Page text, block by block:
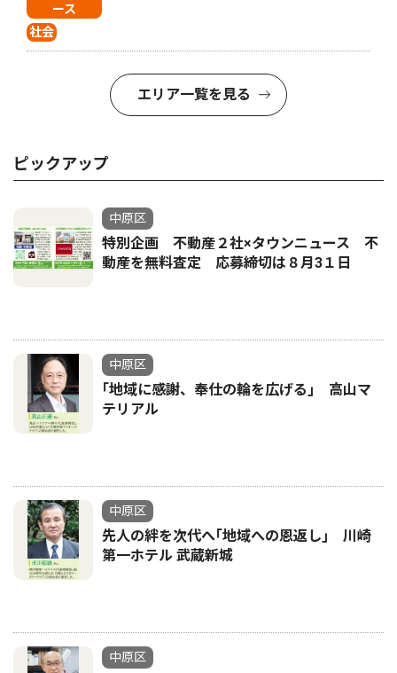
ース
社会
エリア一覧を見る
ピックアップ
中原区
特別企画 不動産２社×タウンニュース 不
動産を無料査定 応募締切は８月3１日
中原区
｢地域に感謝、奉仕の輪を広げる｣ 高山マ
テリアル
中原区
先人の絆を次代へ｢地域への恩返し｣ 川崎
第一ホテル 武蔵新城
中原区